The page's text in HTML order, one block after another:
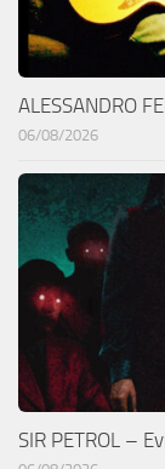
ALESSANDRO
06/08/2026
SIR PETROL –